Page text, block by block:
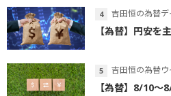
吉田恒の為替デ
【為替】円安を
吉田恒の為替
【為替】8/10～